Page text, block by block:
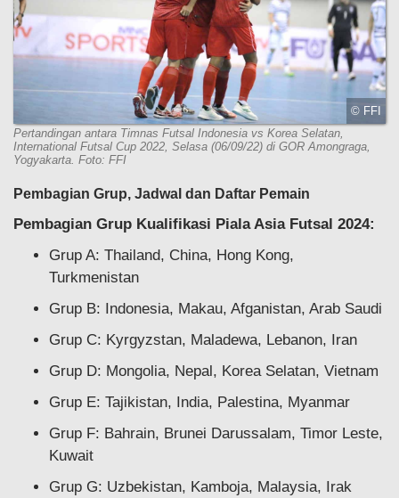
© FFI
Pertandingan antara Timnas Futsal Indonesia vs Korea Selatan,
International Futsal Cup 2022, Selasa (06/09/22) di GOR Amongraga,
Yogyakarta. Foto: FFI
Pembagian Grup, Jadwal dan Daftar Pemain
Pembagian Grup Kualifikasi Piala Asia Futsal 2024:
Grup A: Thailand, China, Hong Kong,
Turkmenistan
Grup B: Indonesia, Makau, Afganistan, Arab Saudi
Grup C: Kyrgyzstan, Maladewa, Lebanon, Iran
Grup D: Mongolia, Nepal, Korea Selatan, Vietnam
Grup E: Tajikistan, India, Palestina, Myanmar
Grup F: Bahrain, Brunei Darussalam, Timor Leste,
Kuwait
Grup G: Uzbekistan, Kamboja, Malaysia, Irak